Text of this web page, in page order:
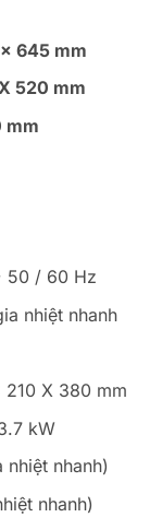
645 mm
520 mm
mm
50 / 60 Hz
nhiệt nhanh
210 X 380 mm
kW
nhanh)
nhanh)